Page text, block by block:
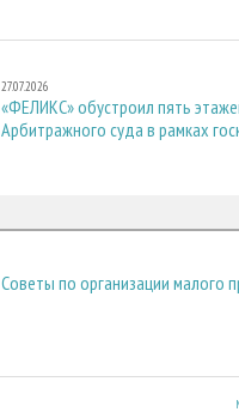
27.07.2026
«ФЕЛИКС» обустроил пять
Арбитражного суда в рамках
Советы по организации малого